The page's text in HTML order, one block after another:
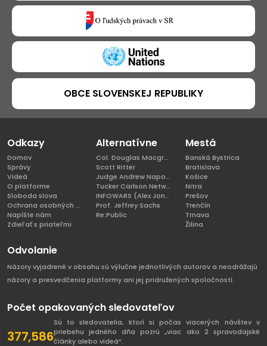
OBCE SLOVENSKEJ REPUBLIKY
Odkazy
Domov
Správy
Videá
O platforme
Sloboda slova
Ochrana osobných údajov
Napíšte nám
Zdieľať s priateľmi
Alternatívne
Col. Douglas Macgregor, Ph.D
Scott Ritter
Judge Andrew Napolitano
Tucker Carlson Network
INFOWARS (Alex Jones)
Prof. Jeffrey Sachs
Re:Public
Mestá
Banská Bystrica
Bratislava
Košice
Nitra
Prešov
Trenčín
Trnava
Žilina
Odvolanie
Názory vyjadrené v obsahu sú výlučne jednotlivých autorov a neodrážajú
názory a presvedčenia platformy ani jej pridružených spoločností.
Počet opakovaných sledovateľov
377,586
Sú to sledovatelia, ktorí si počas viacerých návštev v
priebehu jedného dňa pozrú „viac ako 2 spravodajské
články alebo videá“.